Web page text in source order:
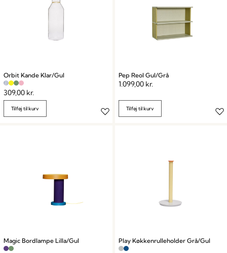
Orbit Kande Klar/Gul
309,00 kr.
Tilføj til kurv
Pep Reol Gul/Grå
1.099,00 kr.
Tilføj til kurv
Magic Bordlampe Lilla/Gul Play Køkkenrulleholder Grå/Gul